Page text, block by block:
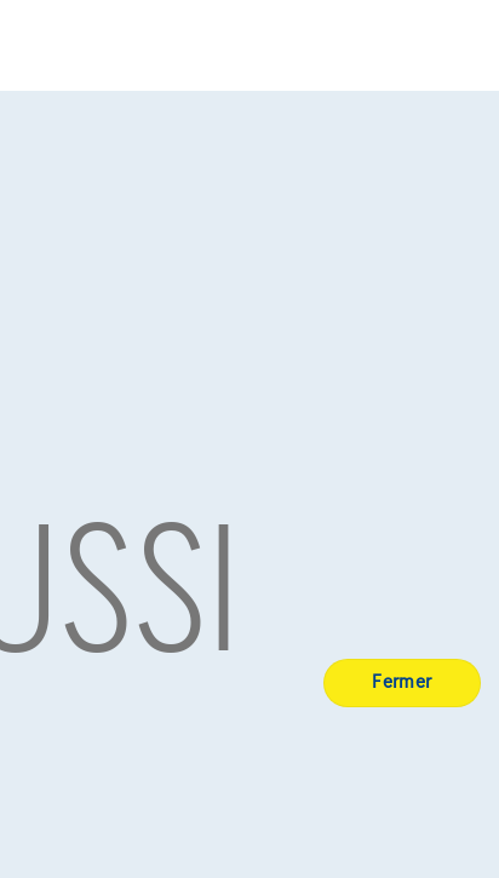
Mitsubishi Outlander
71.961 km 05/2019
€19.500
Dès €386,65/mois
Fermer